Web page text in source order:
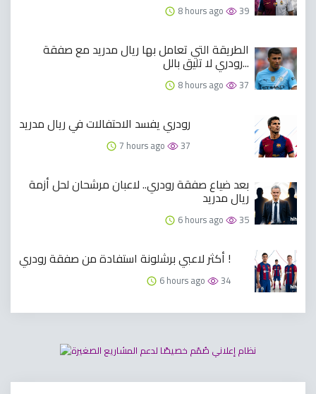
8 hours ago 39
الطريقة التي تعامل بها ريال مدريد مع صفقة
رودري لا تليق بالل...
8 hours ago 37
رودري يفسد الاحتفالات في ريال مدريد
7 hours ago 37
بعد ضياع صفقة رودري.. لاعبان مرشحان لحل أزمة
ريال مدريد
6 hours ago 35
أكثر لاعبي برشلونة استفادة من صفقة رودري !
6 hours ago 34